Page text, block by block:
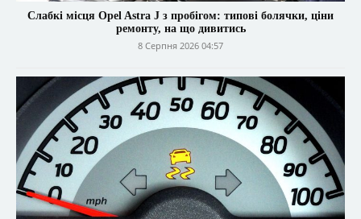
Слабкі місця Opel Astra J з пробігом: типові болячки, ціни
ремонту, на що дивитись
8 Серпня 2026 04:57